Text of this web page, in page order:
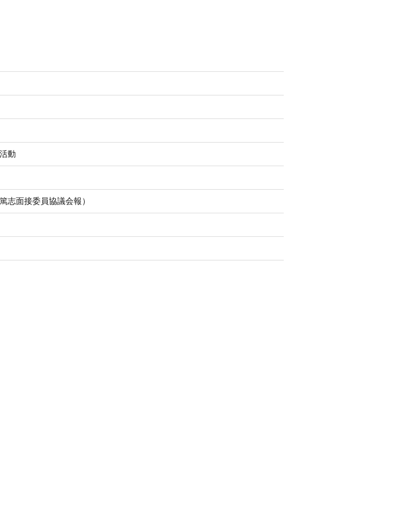
動
志面接委員協議会報）